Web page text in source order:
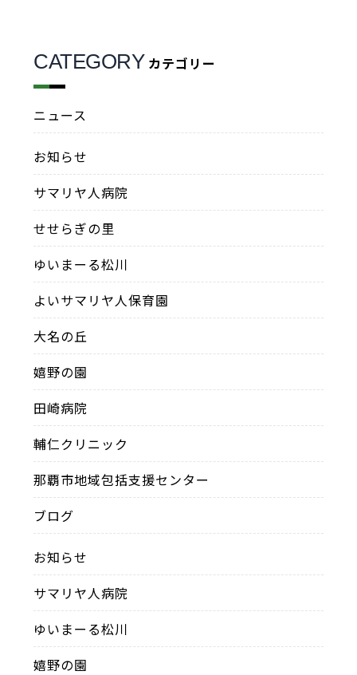
CATEGORY カテゴリー
ニュース
お知らせ
サマリヤ人病院
せせらぎの里
ゆいまーる松川
よいサマリヤ人保育園
大名の丘
嬉野の園
田崎病院
輔仁クリニック
那覇市地域包括支援センター
ブログ
お知らせ
サマリヤ人病院
ゆいまーる松川
嬉野の園